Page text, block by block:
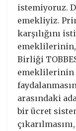
istemiyoruz.
emekliyiz.
karşılığını
emeklilerinin,
Birliği
emeklilerinin
arasındaki
bir ücret